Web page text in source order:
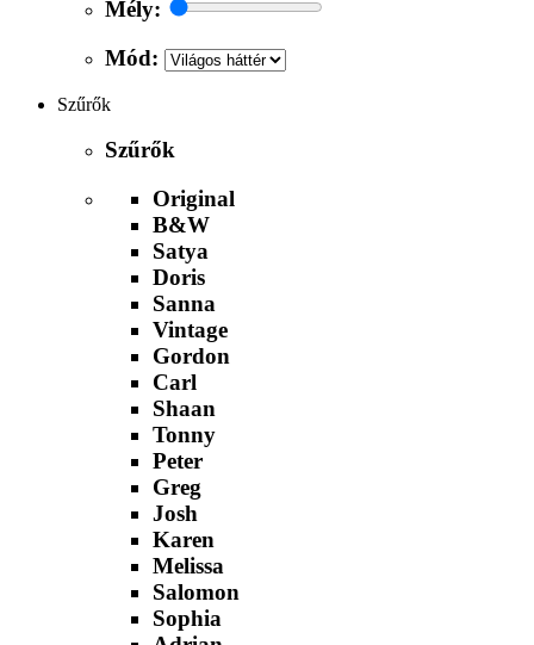
Mély:
Mód:
Szűrők
Szűrők
Original
B&W
Satya
Doris
Sanna
Vintage
Gordon
Carl
Shaan
Tonny
Peter
Greg
Josh
Karen
Melissa
Salomon
Sophia